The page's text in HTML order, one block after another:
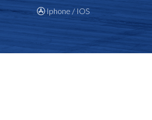
Iphone / IOS